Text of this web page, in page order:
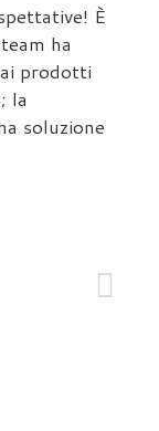
È
ha
prodotti
la
soluzione